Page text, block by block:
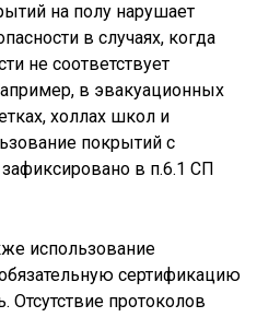
на полу нарушает
в случаях, когда
не соответствует
в эвакуационных
холлах школ и
покрытий с
в п.6.1 СП
использование
сертификацию
Отсутствие протоколов